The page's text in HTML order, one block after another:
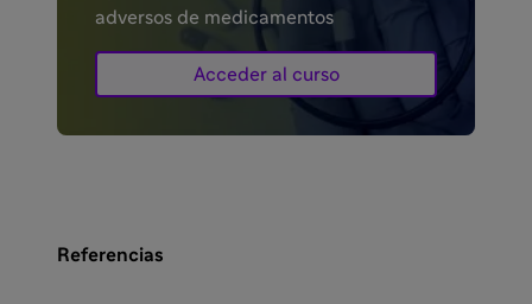
adversos de medicamentos
Acceder al curso
Referencias